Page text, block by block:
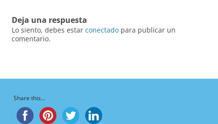
Deja una respuesta
Lo siento, debes estar conectado para publicar un
comentario.
Share this...